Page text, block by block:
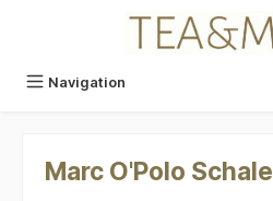
Navigation
Marc O'Polo Schale